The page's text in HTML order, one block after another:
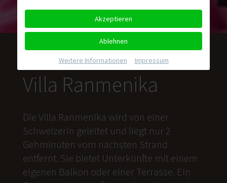
Villa Ranmenika
Die Villa Ranmenika wird von einer
Schweizerin geleitet und liegt nur 2
Gehminuten vom nächsten Strand
entfernt. Sie bietet Unterkünfte mit einem
eigenen Balkon oder einer Terrasse. Ein
Akzeptieren
Ablehnen
Weitere Informationen Impressum